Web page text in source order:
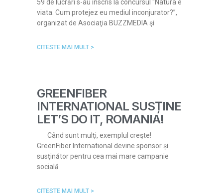
59 de lucrări s-au înscris la concursul “Natura e
viata. Cum protejez eu mediul inconjurator?”,
organizat de Asociaţia BUZZMEDIA şi
CITESTE MAI MULT >
GREENFIBER
INTERNATIONAL SUSȚINE
LET’S DO IT, ROMANIA!
Când sunt mulţi, exemplul creşte!
GreenFiber International devine sponsor și
susținător pentru cea mai mare campanie
socială
CITESTE MAI MULT >